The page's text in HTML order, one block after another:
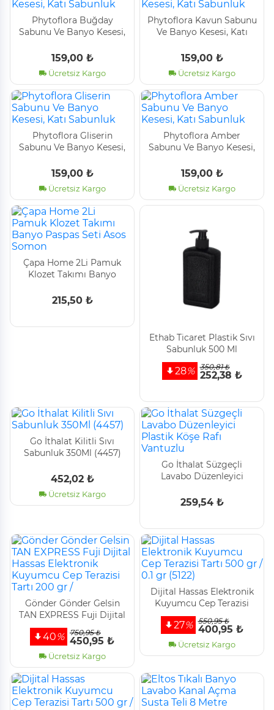
Phytoflora Buğday
Sabunu Ve Banyo Kesesi,
159,00 ₺
Ücretsiz Kargo
Phytoflora Kavun Sabunu
Ve Banyo Kesesi, Katı
159,00 ₺
Ücretsiz Kargo
Phytoflora Gliserin
Sabunu Ve Banyo Kesesi,
159,00 ₺
Ücretsiz Kargo
Phytoflora Amber
Sabunu Ve Banyo Kesesi,
159,00 ₺
Ücretsiz Kargo
Çapa Home 2Li Pamuk
Klozet Takımı Banyo
215,50 ₺
Ethab Ti̇caret Plasti̇k Sıvı
Sabunluk 500 Ml
28% 350,81 ₺
252,38 ₺
Go İthalat Ki̇li̇tli̇ Sıvı
Sabunluk 350Ml (4457)
452,02 ₺
Ücretsiz Kargo
Go İthalat Süzgeçli̇
Lavabo Düzenleyi̇ci̇
259,54 ₺
Gönder Gönder Gelsin
TAN EXPRESS Fuji Dijital
Hassas Elektronik
Kuyumcu Cep Terazisi
Tartı 200 gr /
40% 750,95 ₺
450,95 ₺
Ücretsiz Kargo
Dijital Hassas Elektronik
Kuyumcu Cep Terazisi
Tartı 500 gr / 0.1 gr (5122)
27% 550,95 ₺
400,95 ₺
Ücretsiz Kargo